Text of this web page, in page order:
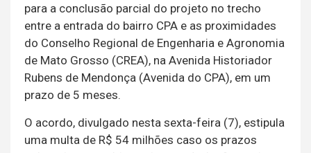
para a conclusão parcial do projeto no trecho
entre a entrada do bairro CPA e as proximidades
do Conselho Regional de Engenharia e Agronomia
de Mato Grosso (CREA), na Avenida Historiador
Rubens de Mendonça (Avenida do CPA), em um
prazo de 5 meses.
O acordo, divulgado nesta sexta-feira (7), estipula
uma multa de R$ 54 milhões caso os prazos